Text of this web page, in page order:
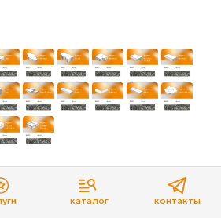
каталог контакты
Granite Fino Диорит